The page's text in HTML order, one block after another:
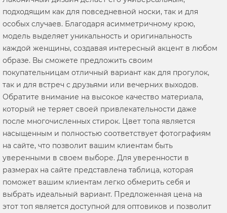
подходящим как для повседневной носки, так и для
особых случаев. Благодаря асимметричному крою,
модель выделяет уникальность и оригинальность
каждой женщины, создавая интересный акцент в любом
образе. Вы сможете предложить своим
покупательницам отличный вариант как для прогулок,
так и для встреч с друзьями или вечерних выходов.
Обратите внимание на высокое качество материала,
который не теряет своей привлекательности даже
после многочисленных стирок. Цвет топа является
насыщенным и полностью соответствует фотографиям
на сайте, что позволит вашим клиентам быть
уверенными в своем выборе. Для уверенности в
размерах на сайте представлена таблица, которая
поможет вашим клиентам легко обмерить себя и
выбрать идеальный вариант. Предложенная цена на
этот топ является доступной для оптовиков и позволит